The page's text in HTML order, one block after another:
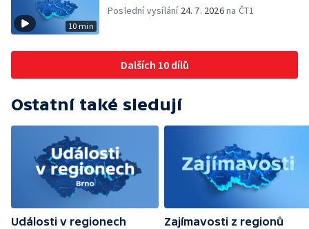
10 min
Poslední vysílání 24. 7. 2026na ČT1
Dalších 10 dílů
Ostatní také sledují
Události v regionech
Zajímavosti z regionů